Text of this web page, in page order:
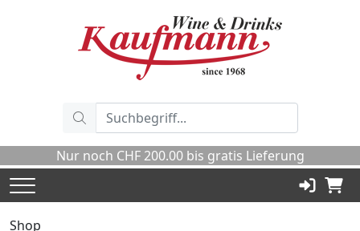
Nur noch CHF 200.00bis gratis Lieferung
Shop